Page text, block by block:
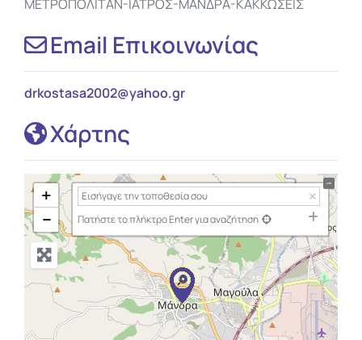
ΜΕΤΡΟΠΟΛΙΤΑΝ-ΙΑΤΡΟΣ-ΜΑΝΔΡΑ-ΚΑΚΚΩΣΕΙΣ
Email Επικοινωνίας
drkostasa2002@yahoo.gr
Χάρτης
+
−
Πατήστε το πλήκτρο Enter για αναζήτηση